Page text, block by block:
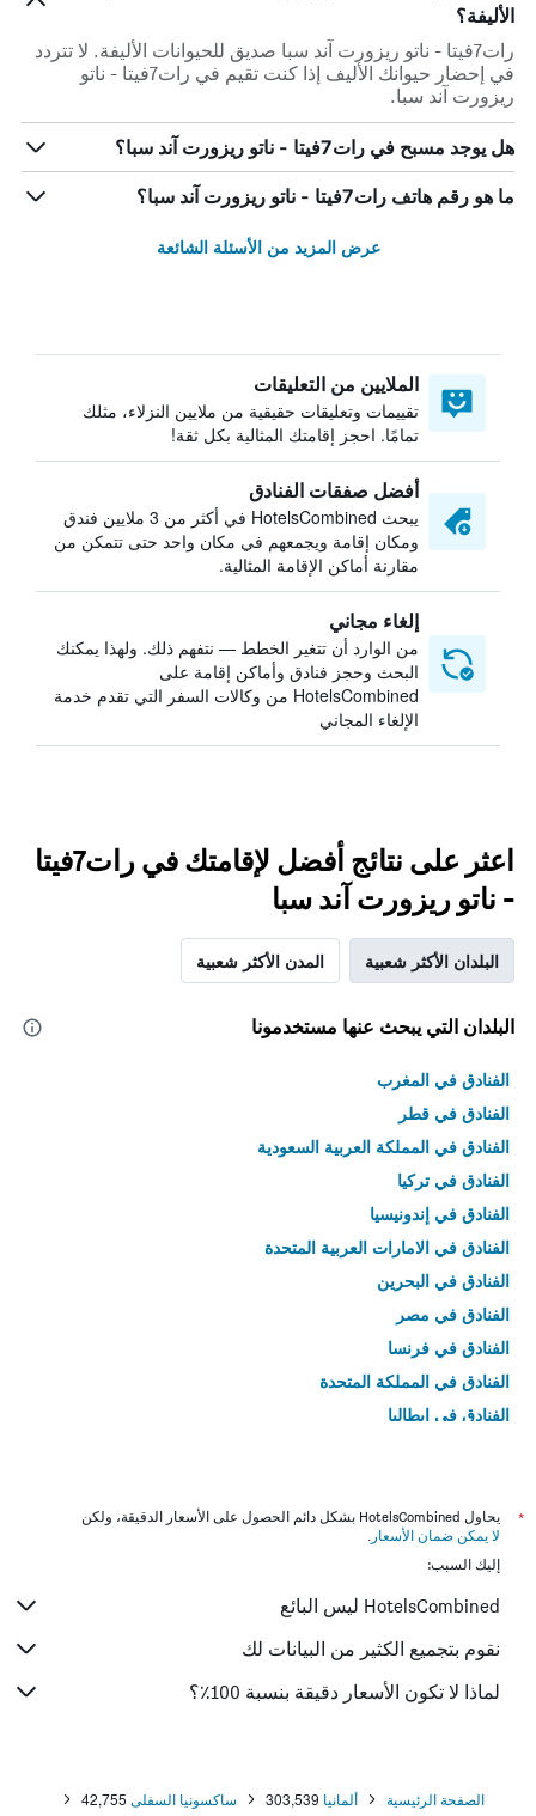
الأليفة؟
رات7فيتا - ناتو ريزورت آند سبا صديق للحيوانات الأليفة. لا تتردد
في إحضار حيوانك الأليف إذا كنت تقيم في رات7فيتا - ناتو
ريزورت آند سبا.
هل يوجد مسبح في رات7فيتا - ناتو ريزورت آند سبا؟
ما هو رقم هاتف رات7فيتا - ناتو ريزورت آند سبا؟
عرض المزيد من الأسئلة الشائعة
الملايين من التعليقات
تقييمات وتعليقات حقيقية من ملايين النزلاء، مثلك
تمامًا. احجز إقامتك المثالية بكل ثقة!
أفضل صفقات الفنادق
يبحث HotelsCombined في أكثر من 3 ملايين فندق
ومكان إقامة ويجمعهم في مكان واحد حتى تتمكن من
مقارنة أماكن الإقامة المثالية.
إلغاء مجاني
من الوارد أن تتغير الخطط — نتفهم ذلك. ولهذا يمكنك
البحث وحجز فنادق وأماكن إقامة على
HotelsCombined من وكالات السفر التي تقدم خدمة
الإلغاء المجاني
اعثر على نتائج أفضل لإقامتك في رات7فيتا
- ناتو ريزورت آند سبا
البلدان الأكثر شعبية المدن الأكثر شعبية
البلدان التي يبحث عنها مستخدمونا
الفنادق في المغرب
الفنادق في قطر
الفنادق في المملكة العربية السعودية
الفنادق في تركيا
الفنادق في إندونيسيا
الفنادق في الامارات العربية المتحدة
الفنادق في البحرين
الفنادق في مصر
الفنادق في فرنسا
الفنادق في المملكة المتحدة
الفنادق في إيطاليا
*
يحاول HotelsCombined بشكل دائم الحصول على الأسعار الدقيقة، ولكن
لا يمكن ضمان الأسعار .
إليك السبب:
HotelsCombined ليس البائع
نقوم بتجميع الكثير من البيانات لك
لماذا لا تكون الأسعار دقيقة بنسبة 100٪؟
الصفحة الرئيسية ألمانيا 303,539 ساكسونيا السفلى 42,755